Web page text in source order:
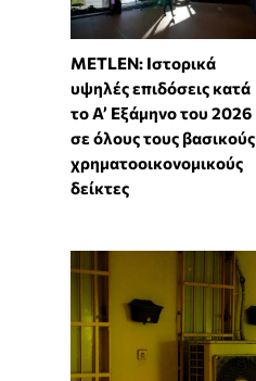
METLEN: Ιστορικά
υψηλές επιδόσεις κατά
το Α’ Εξάμηνο του 2026
σε όλους τους βασικούς
χρηματοοικονομικούς
δείκτες